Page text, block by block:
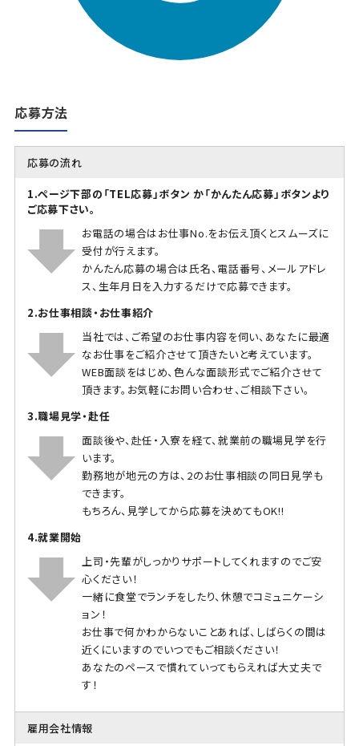
応募方法
応募の流れ
1.ページ下部の「TEL応募」ボタン か「かんたん応募」ボタンより
ご応募下さい。
お電話の場合はお仕事No.をお伝え頂くとスムーズに
受付が行えます。
かんたん応募の場合は氏名、電話番号、メールアドレ
ス、生年月日を入力するだけで応募できます。
2.お仕事相談・お仕事紹介
当社では、ご希望のお仕事内容を伺い、あなたに最適
なお仕事をご紹介させて頂きたいと考えています。
WEB面談をはじめ、色んな面談形式でご紹介させて
頂きます。お気軽にお問い合わせ、ご相談下さい。
3.職場見学・赴任
面談後や、赴任・入寮を経て、就業前の職場見学を行
います。
勤務地が地元の方は、2のお仕事相談の同日見学も
できます。
もちろん、見学してから応募を決めてもOK!!
4.就業開始
上司・先輩がしっかりサポートしてくれますのでご安
心ください！
一緒に食堂でランチをしたり、休憩でコミュニケーシ
ョン！
お仕事で何かわからないことあれば、しばらくの間は
近くにいますのでいつでもご相談ください！
あなたのペースで慣れていってもらえれば大丈夫で
す！
雇用会社情報